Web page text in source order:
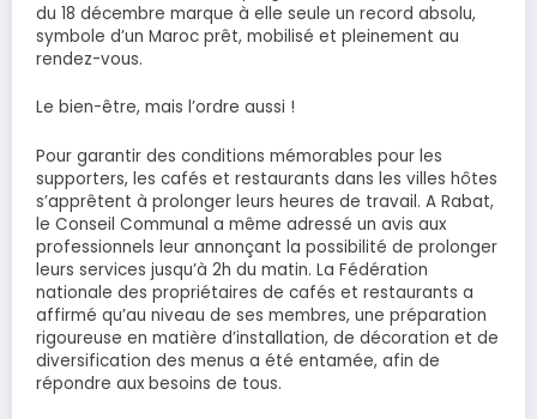
du 18 décembre marque à elle seule un record absolu,
symbole d’un Maroc prêt, mobilisé et pleinement au
rendez-vous.
Le bien-être, mais l’ordre aussi !
Pour garantir des conditions mémorables pour les
supporters, les cafés et restaurants dans les villes hôtes
s’apprêtent à prolonger leurs heures de travail. A Rabat,
le Conseil Communal a même adressé un avis aux
professionnels leur annonçant la possibilité de prolonger
leurs services jusqu’à 2h du matin. La Fédération
nationale des propriétaires de cafés et restaurants a
affirmé qu’au niveau de ses membres, une préparation
rigoureuse en matière d’installation, de décoration et de
diversification des menus a été entamée, afin de
répondre aux besoins de tous.